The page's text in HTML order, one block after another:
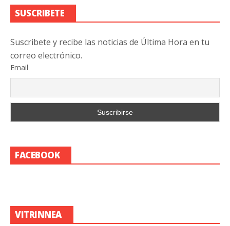
SUSCRIBETE
Suscribete y recibe las noticias de Última Hora en tu
correo electrónico.
Email
FACEBOOK
VITRINNEA